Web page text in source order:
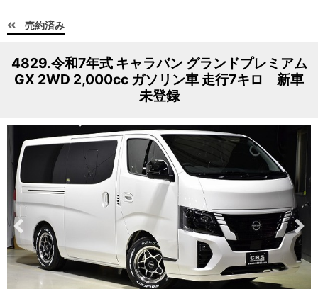
売約済み
4829.令和7年式 キャラバン グランドプレミアム
GX 2WD 2,000cc ガソリン車 走行7キロ 新車
未登録